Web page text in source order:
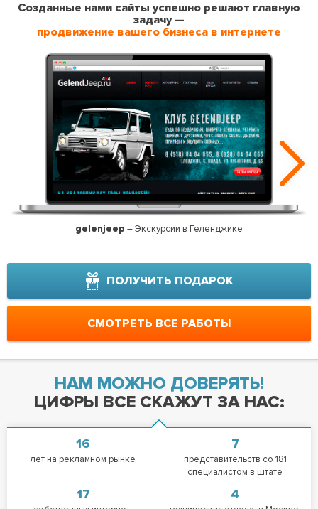
Созданные нами сайты успешно решают главную
задачу —
продвижение вашего бизнеса в интернете
gelenjeep – Экскурсии в Геленджике
ПОЛУЧИТЬ ПОДАРОК
СМОТРЕТЬ ВСЕ РАБОТЫ
НАМ МОЖНО ДОВЕРЯТЬ!
ЦИФРЫ ВСЕ СКАЖУТ ЗА НАС:
16
лет на рекламном рынке
7
представительств со 181
специалистом в штате
17 4